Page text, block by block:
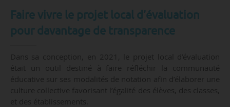
Faire vivre le projet local d’évaluation
pour davantage de transparence
Dans sa conception, en 2021, le projet local d’évaluation
était un outil destiné à faire réfléchir la communauté
éducative sur ses modalités de notation afin d’élaborer une
culture collective favorisant l’égalité des élèves, des classes,
et des établissements.